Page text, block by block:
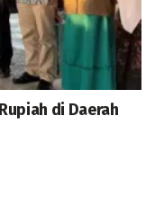
di Daerah